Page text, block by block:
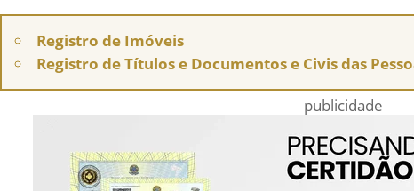
Registro de Imóveis
Registro de Títulos e Documentos e Civis das
publicidade